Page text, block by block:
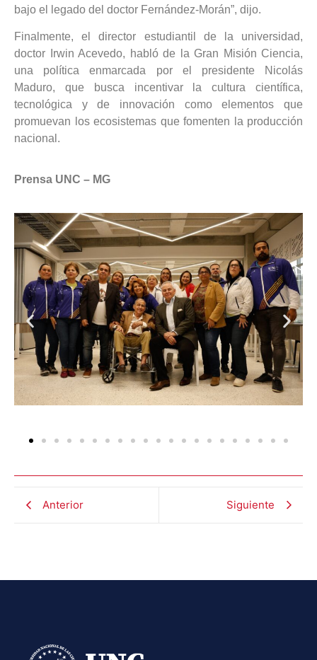
bajo el legado del doctor Fernández-Morán”, dijo.
Finalmente, el director estudiantil de la universidad,
doctor Irwin Acevedo, habló de la Gran Misión Ciencia,
una política enmarcada por el presidente Nicolás
Maduro, que busca incentivar la cultura científica,
tecnológica y de innovación como elementos que
promuevan los ecosistemas que fomenten la producción
nacional.
Prensa UNC – MG
Anterior Siguiente